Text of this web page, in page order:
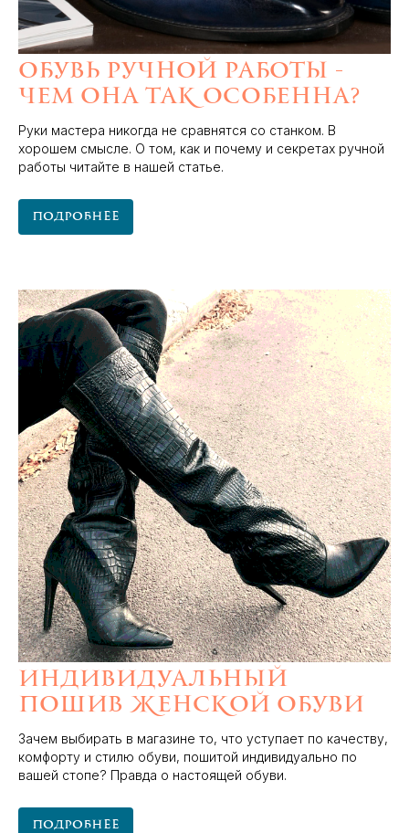
Обувь ручной работы -
чем она так особенна?
Руки мастера никогда не сравнятся со станком. В
хорошем смысле. О том, как и почему и секретах ручной
работы читайте в нашей статье.
Подробнее
Индивидуальный
пошив женской обуви
Зачем выбирать в магазине то, что уступает по качеству,
комфорту и стилю обуви, пошитой индивидуально по
вашей стопе? Правда о настоящей обуви.
Подробнее